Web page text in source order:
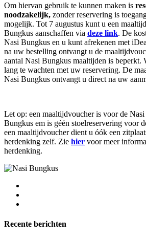
Om hiervan gebruik te kunnen maken is
noodzakelijk, zonder reservering is
mogelijk. Tot 7 augustus kunt u een
Bungkus aanschaffen via deze link. De
Nasi Bungkus en u kunt afrekenen met
na uw bestelling ontvangt u de
aantal Nasi Bungkus maaltijden is beperkt.
lang te wachten met uw reservering. De
Nasi Bungkus ontvangt u direct na uw
Let op: een maaltijdvoucher is voor de
Bungkus em is géén stoelreservering voor
een maaltijdvoucher dient u óók een
herdenking zelf. Zie hier voor meer
herdenking.
Recente berichten